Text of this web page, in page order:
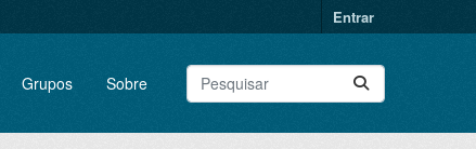
Entrar
Grupos Sobre